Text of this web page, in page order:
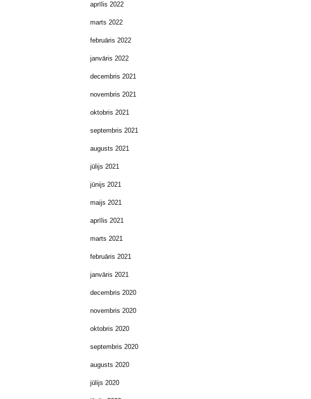
aprīlis 2022
marts 2022
februāris 2022
janvāris 2022
decembris 2021
novembris 2021
oktobris 2021
septembris 2021
augusts 2021
jūlijs 2021
jūnijs 2021
maijs 2021
aprīlis 2021
marts 2021
februāris 2021
janvāris 2021
decembris 2020
novembris 2020
oktobris 2020
septembris 2020
augusts 2020
jūlijs 2020